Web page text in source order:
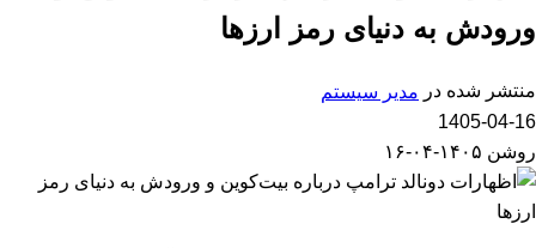
ورودش به دنیای رمز ارزها
منتشر شده در مدیر سیستم
1405-04-16
روشن ۱۴۰۵-۰۴-۱۶